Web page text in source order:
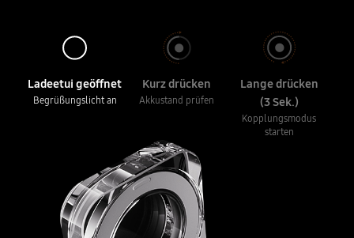
Ladeetui geöffnet
Begrüßungslicht an
Kurz drücken
Akkustand prüfen
Lange drücken
(3 Sek.)
Kopplungsmodus
starten